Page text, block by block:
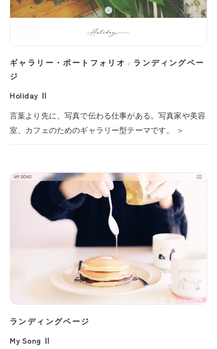
ギャラリー・ポートフォリオ / ランディングペー
ジ
Holiday Ⅱ
言葉より先に、写真で伝わる仕事がある。写真家や美容
室、カフェのためのギャラリー型テーマです。 ＞
ランディングページ
My Song Ⅱ